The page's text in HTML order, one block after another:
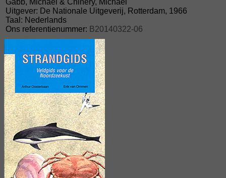
Gabb, Michael & Chinery, Michael
Uitgever: De Nationale Uitgeverij, Rotterdam, 1966
Taal: Nederlands
Ons referentienummer: B20140322-06